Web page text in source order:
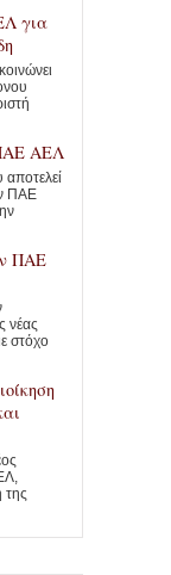
για
ΑΕΛ
ΠΑΕ
ΠΑΕ
νέας
στόχο
της